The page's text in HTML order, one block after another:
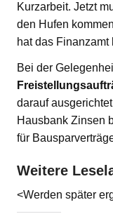
Kurzarbeit. Jetzt
den Hufen
hat das Finanzamt
Bei der
darauf
Hausbank Zinsen
für
Weitere
<Werden später